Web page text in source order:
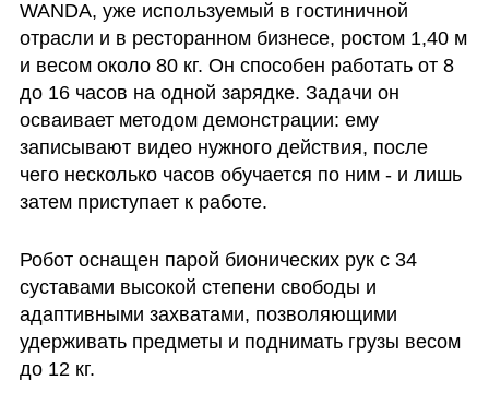
WANDA, уже используемый в гостиничной
отрасли и в ресторанном бизнесе, ростом 1,40 м
и весом около 80 кг. Он способен работать от 8
до 16 часов на одной зарядке. Задачи он
осваивает методом демонстрации: ему
записывают видео нужного действия, после
чего несколько часов обучается по ним - и лишь
затем приступает к работе.
Робот оснащен парой бионических рук с 34
суставами высокой степени свободы и
адаптивными захватами, позволяющими
удерживать предметы и поднимать грузы весом
до 12 кг.